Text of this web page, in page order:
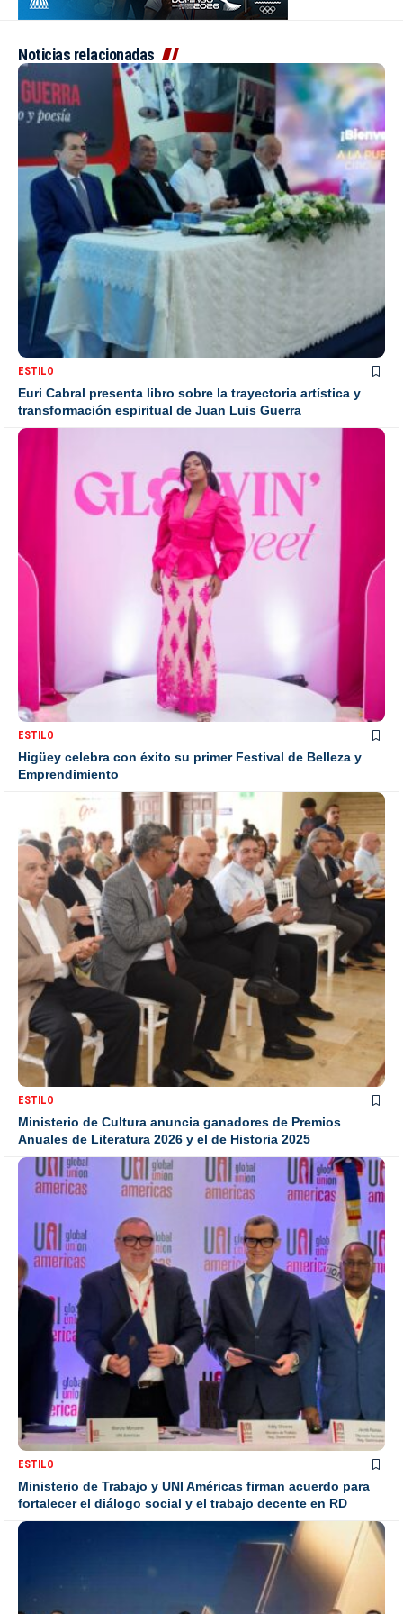
Noticias relacionadas
ESTILO
Euri Cabral presenta libro sobre la trayectoria artística y
transformación espiritual de Juan Luis Guerra
ESTILO
Higüey celebra con éxito su primer Festival de Belleza y
Emprendimiento
ESTILO
Ministerio de Cultura anuncia ganadores de Premios
Anuales de Literatura 2026 y el de Historia 2025
ESTILO
Ministerio de Trabajo y UNI Américas firman acuerdo para
fortalecer el diálogo social y el trabajo decente en RD